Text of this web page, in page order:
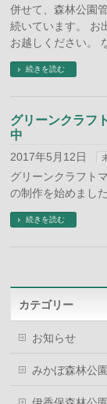
併せて、森林公園
続いています。 お
お越しください。
続きを読む
グリーンクラフ
中
2017年5月12日
グリーンクラフト
の制作を始めまし
続きを読む
カテゴリー
お知らせ
みかぼ森林公園